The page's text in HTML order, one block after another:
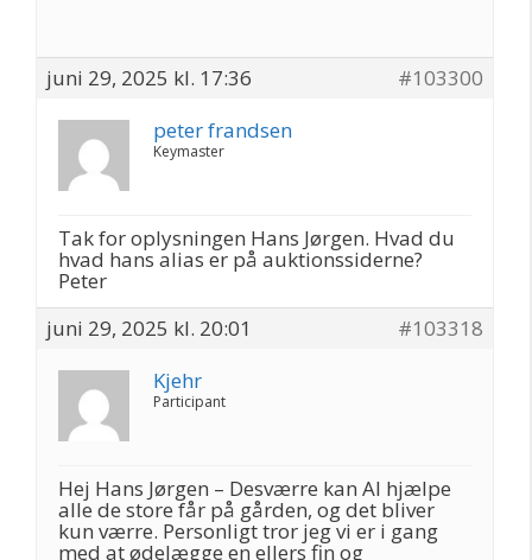
juni 29, 2025 kl. 17:36
#103300
peter frandsen
Keymaster
Tak for oplysningen Hans Jørgen. Hvad du
hvad hans alias er på auktionssiderne?
Peter
juni 29, 2025 kl. 20:01
#103318
Kjehr
Participant
Hej Hans Jørgen – Desværre kan AI hjælpe
alle de store får på gården, og det bliver
kun værre. Personligt tror jeg vi er i gang
med at ødelægge en ellers fin og